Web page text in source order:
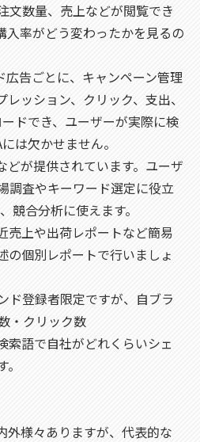
文数量、売上などが閲覧でき
入率がどう変わったかを見るの
広告ごとに、キャンペーン管理
ッション、クリック、支出、
ドでき、ユーザーが実際に検
は欠かせません。
どが提供されています。ユーザ
調査やキーワード選定に役立
合分析に使えます。
売上や出荷レポートなど簡易
の個別レポートで行いましょ
ド登録者限定ですが、自ブラ
・クリック数
索語で自社がどれくらいシェ
外様々ありますが、代表的な